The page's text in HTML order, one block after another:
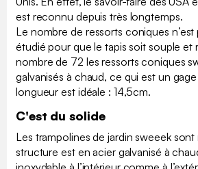
est reconnu depuis très longtemps.
Le nombre de ressorts coniques n’est
étudié pour que le tapis soit souple et
nombre de 72 les ressorts coniques
galvanisés à chaud, ce qui est un
longueur est idéale : 14,5cm.
C'est du solide
Les trampolines de jardin sweeek
structure est en acier galvanisé à